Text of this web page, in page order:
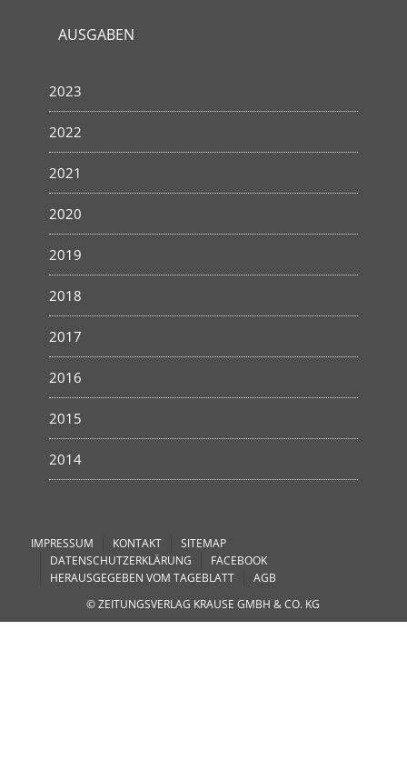
AUSGABEN
2023
2022
2021
2020
2019
2018
2017
2016
2015
2014
IMPRESSUM KONTAKT
SITEMAP
DATENSCHUTZERKLÄRUNG
FACEBOOK
HERAUSGEGEBEN VOM TAGEBLATT
AGB
© ZEITUNGSVERLAG KRAUSE GMBH & CO. KG